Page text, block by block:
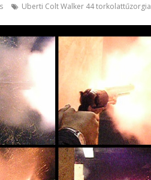
Uberti Colt Walker 44 torkolattűzorgia